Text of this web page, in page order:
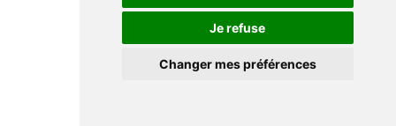
Je refuse
Changer mes préférences